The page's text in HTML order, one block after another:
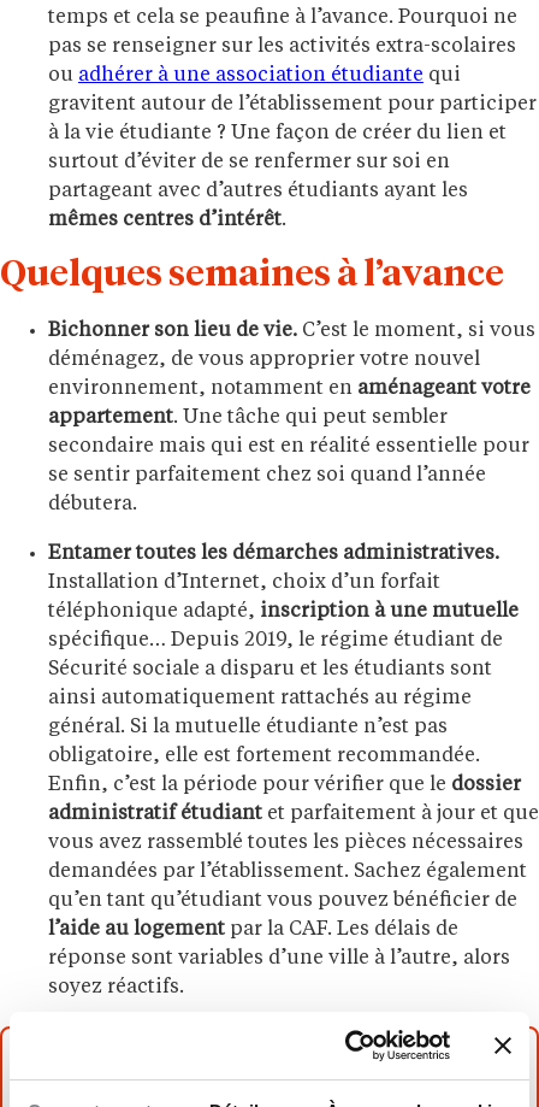
temps et cela se peaufine à l’avance. Pourquoi ne
pas se renseigner sur les activités extra-scolaires
ou adhérer à une association étudiante qui
gravitent autour de l’établissement pour participer
à la vie étudiante ? Une façon de créer du lien et
surtout d’éviter de se renfermer sur soi en
partageant avec d’autres étudiants ayant les
mêmes centres d’intérêt.
Quelques semaines à l’avance
Bichonner son lieu de vie. C’est le moment, si vous
déménagez, de vous approprier votre nouvel
environnement, notamment en aménageant votre
appartement. Une tâche qui peut sembler
secondaire mais qui est en réalité essentielle pour
se sentir parfaitement chez soi quand l’année
débutera.
Entamer toutes les démarches administratives.
Installation d’Internet, choix d’un forfait
téléphonique adapté, inscription à une mutuelle
spécifique… Depuis 2019, le régime étudiant de
Sécurité sociale a disparu et les étudiants sont
ainsi automatiquement rattachés au régime
général. Si la mutuelle étudiante n’est pas
obligatoire, elle est fortement recommandée.
Enfin, c’est la période pour vérifier que le dossier
administratif étudiant et parfaitement à jour et que
vous avez rassemblé toutes les pièces nécessaires
demandées par l’établissement. Sachez également
qu’en tant qu’étudiant vous pouvez bénéficier de
l’aide au logement par la CAF. Les délais de
réponse sont variables d’une ville à l’autre, alors
soyez réactifs.
À LIRE AUSSI